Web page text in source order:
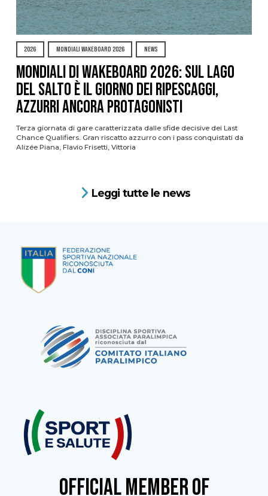
2026 MONDIALI WAKEBOARD 2026 NEWS
Mondiali di Wakeboard 2026: sul Lago
del Salto è il giorno dei ripescaggi,
azzurri ancora protagonisti
Terza giornata di gare caratterizzata dalle sfide decisive dei Last
Chance Qualifiers. Gran riscatto azzurro con i pass conquistati da
Alizée Piana, Flavio Frisetti, Vittoria
Leggi tutte le news
OFFICIAL MEMBER OF